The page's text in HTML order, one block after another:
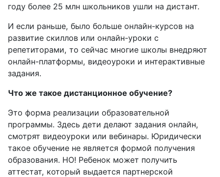
году более 25 млн школьников ушли на дистант.
И если раньше, было больше онлайн-курсов на
развитие скиллов или онлайн-уроки с
репетиторами, то сейчас многие школы внедряют
онлайн-платформы, видеоуроки и интерактивные
задания.
Что же такое дистанционное обучение?
Это форма реализации образовательной
программы. Здесь дети делают задания онлайн,
смотрят видеоуроки или вебинары. Юридически
такое обучение не является формой получения
образования. НО! Ребенок может получить
аттестат, который выдается партнерской